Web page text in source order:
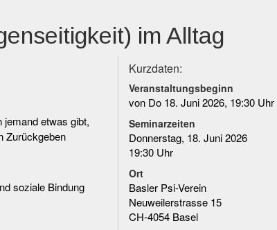
im Alltag
jemand etwas gibt,
Zurückgeben
soziale Bindung
Kurzdaten:
Veranstaltungsbeginn
von Do 18. Juni 2026, 19:30 Uhr
Seminarzeiten
Donnerstag, 18. Juni 2026
19:30 Uhr
Ort
Basler Psi-Verein
Neuweilerstrasse 15
CH-4054 Basel